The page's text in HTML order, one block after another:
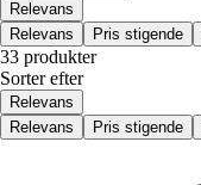
Relevans
Relevans
Pris stigende
33 produkter
Sorter efter
Relevans
Relevans
Pris stigende